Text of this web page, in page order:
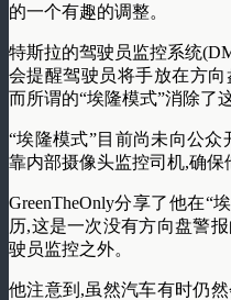
的一个有趣的调整。
特斯拉的驾驶员监控系统
会提醒驾驶员将手放在方向
而所谓的“埃隆模式”消除了
“埃隆模式”目前尚未向公
靠内部摄像头监控司机,确保
GreenTheOnly分享了他在“
历,这是一次没有方向盘警
驶员监控之外。
他注意到,虽然汽车有时仍